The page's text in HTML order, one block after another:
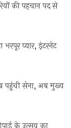
की पहचान पद से
प्यार, इंटरनेट
पहुंची सेना, अब मुख्य